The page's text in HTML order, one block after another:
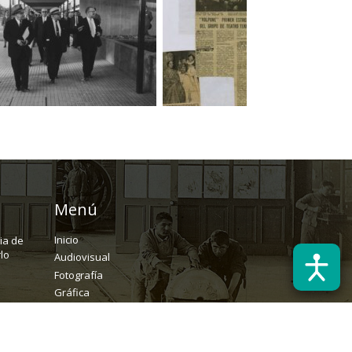
de
Menú
Inicio
Audiovisual
Fotografía
Gráfica